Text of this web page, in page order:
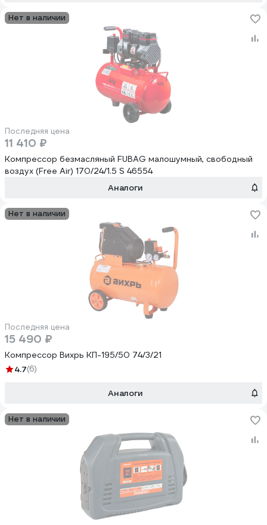
Нет в наличии
Последняя цена
11 410 ₽
Компрессор безмасляный FUBAG малошумный, свободный
воздух (Free Air) 170/24/1.5 S 46554
Аналоги
Нет в наличии
Последняя цена
15 490 ₽
Компрессор Вихрь КП-195/50 74/3/21
4.7(6)
Аналоги
Нет в наличии